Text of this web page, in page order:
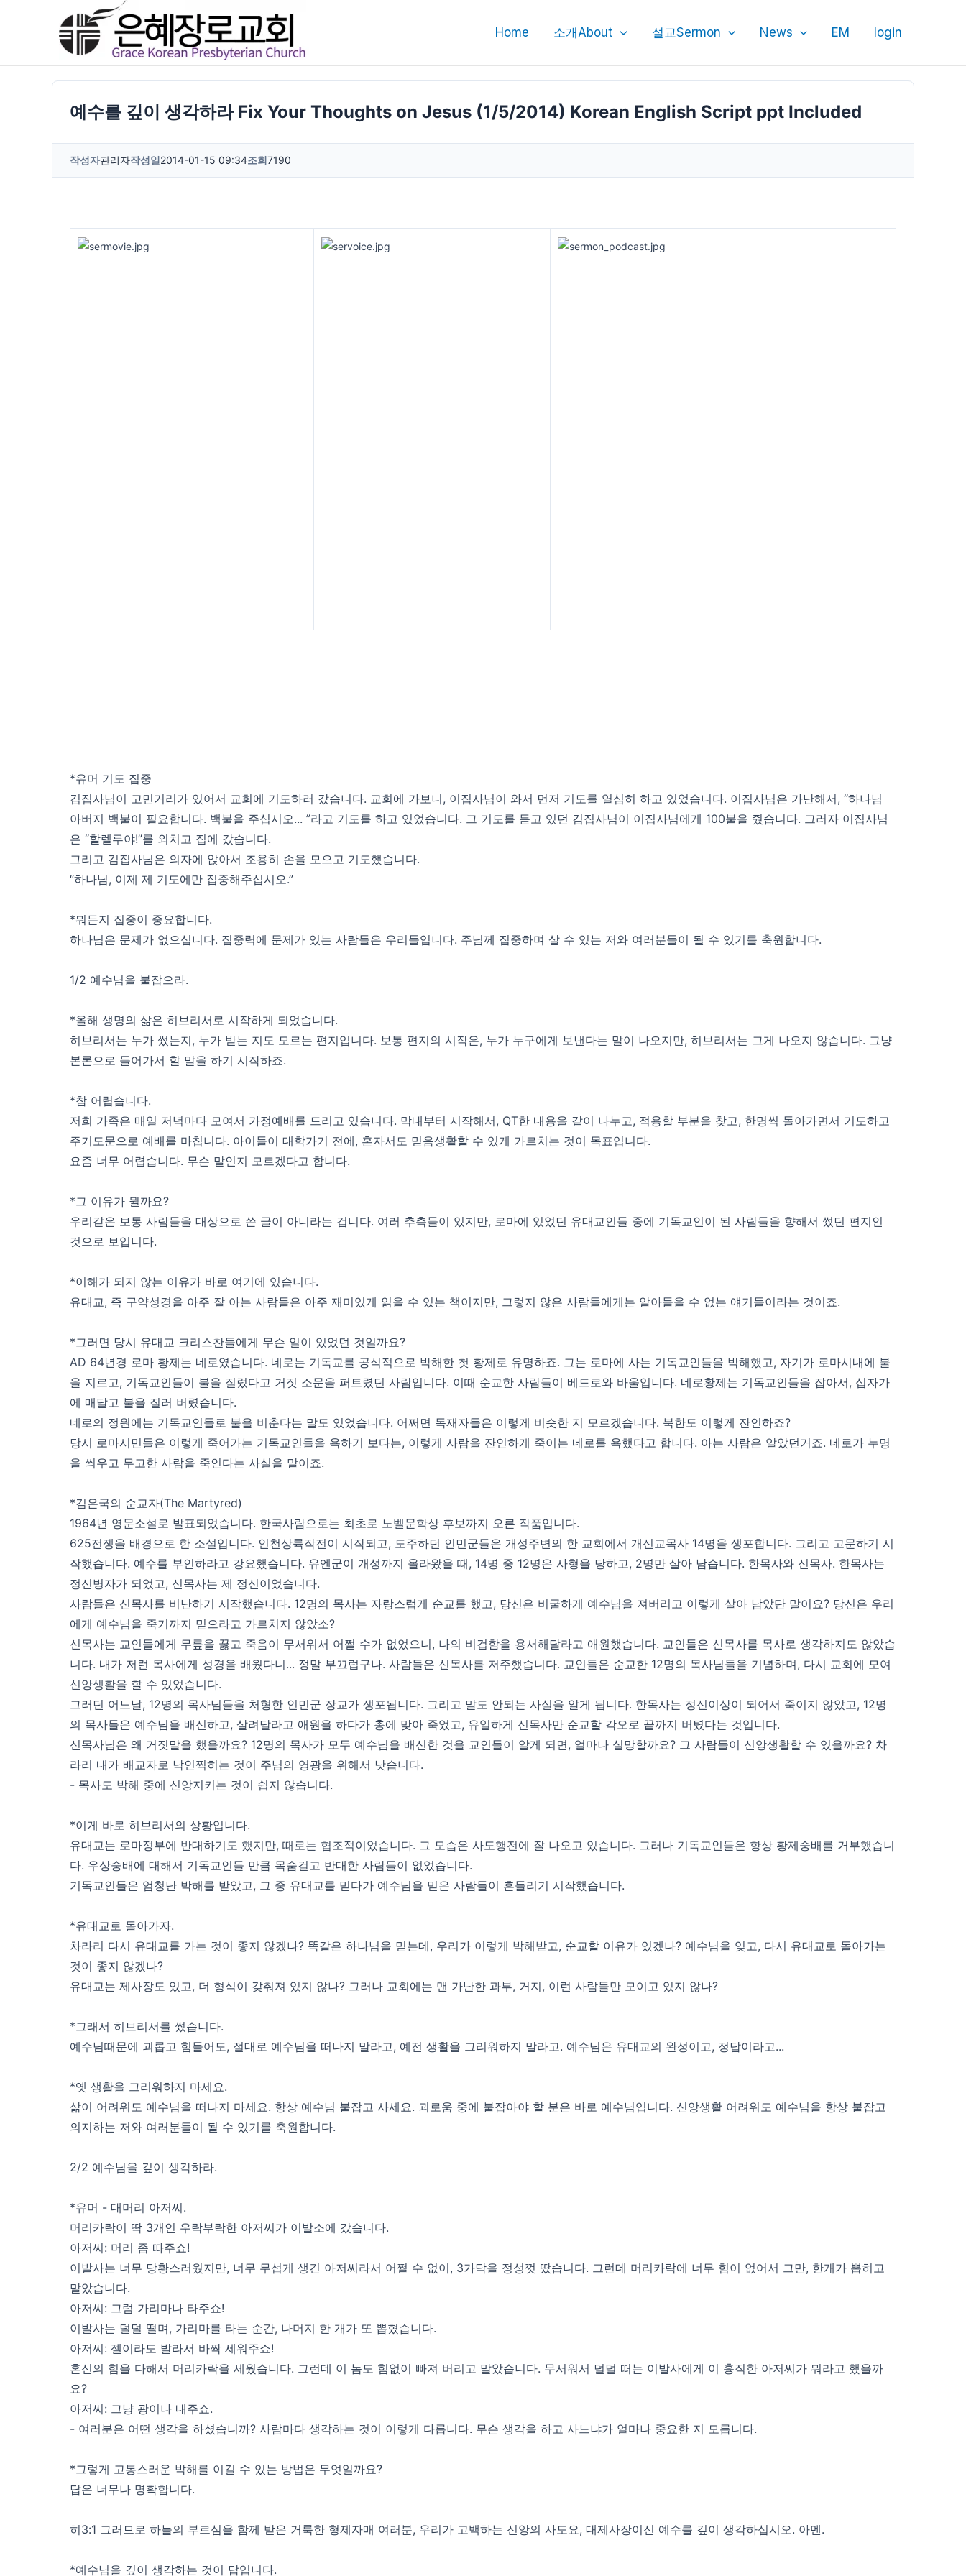
Home 소개About 설교Sermon News EM login
예수를 깊이 생각하라 Fix Your Thoughts on Jesus (1/5/2014) Korean English Script ppt Included
작성자관리자작성일2014-01-15 09:34조회7190
*유머 기도 집중
김집사님이 고민거리가 있어서 교회에 기도하러 갔습니다. 교회에 가보니, 이집사님이 와서 먼저 기도를 열심히 하고 있었습니다. 이집사님은 가난해서, “하나님
아버지 백불이 필요합니다. 백불을 주십시오... ”라고 기도를 하고 있었습니다. 그 기도를 듣고 있던 김집사님이 이집사님에게 100불을 줬습니다. 그러자 이집사님
은 “할렐루야!”를 외치고 집에 갔습니다.
그리고 김집사님은 의자에 앉아서 조용히 손을 모으고 기도했습니다.
“하나님, 이제 제 기도에만 집중해주십시오.”
*뭐든지 집중이 중요합니다.
하나님은 문제가 없으십니다. 집중력에 문제가 있는 사람들은 우리들입니다. 주님께 집중하며 살 수 있는 저와 여러분들이 될 수 있기를 축원합니다.
1/2 예수님을 붙잡으라.
*올해 생명의 삶은 히브리서로 시작하게 되었습니다.
히브리서는 누가 썼는지, 누가 받는 지도 모르는 편지입니다. 보통 편지의 시작은, 누가 누구에게 보낸다는 말이 나오지만, 히브리서는 그게 나오지 않습니다. 그냥
본론으로 들어가서 할 말을 하기 시작하죠.
*참 어렵습니다.
저희 가족은 매일 저녁마다 모여서 가정예배를 드리고 있습니다. 막내부터 시작해서, QT한 내용을 같이 나누고, 적용할 부분을 찾고, 한명씩 돌아가면서 기도하고
주기도문으로 예배를 마칩니다. 아이들이 대학가기 전에, 혼자서도 믿음생활할 수 있게 가르치는 것이 목표입니다.
요즘 너무 어렵습니다. 무슨 말인지 모르겠다고 합니다.
*그 이유가 뭘까요?
우리같은 보통 사람들을 대상으로 쓴 글이 아니라는 겁니다. 여러 추측들이 있지만, 로마에 있었던 유대교인들 중에 기독교인이 된 사람들을 향해서 썼던 편지인
것으로 보입니다.
*이해가 되지 않는 이유가 바로 여기에 있습니다.
유대교, 즉 구약성경을 아주 잘 아는 사람들은 아주 재미있게 읽을 수 있는 책이지만, 그렇지 않은 사람들에게는 알아들을 수 없는 얘기들이라는 것이죠.
*그러면 당시 유대교 크리스찬들에게 무슨 일이 있었던 것일까요?
AD 64년경 로마 황제는 네로였습니다. 네로는 기독교를 공식적으로 박해한 첫 황제로 유명하죠. 그는 로마에 사는 기독교인들을 박해했고, 자기가 로마시내에 불
을 지르고, 기독교인들이 불을 질렀다고 거짓 소문을 퍼트렸던 사람입니다. 이때 순교한 사람들이 베드로와 바울입니다. 네로황제는 기독교인들을 잡아서, 십자가
에 매달고 불을 질러 버렸습니다.
네로의 정원에는 기독교인들로 불을 비춘다는 말도 있었습니다. 어쩌면 독재자들은 이렇게 비슷한 지 모르겠습니다. 북한도 이렇게 잔인하죠?
당시 로마시민들은 이렇게 죽어가는 기독교인들을 욕하기 보다는, 이렇게 사람을 잔인하게 죽이는 네로를 욕했다고 합니다. 아는 사람은 알았던거죠. 네로가 누명
을 씌우고 무고한 사람을 죽인다는 사실을 말이죠.
*김은국의 순교자(The Martyred)
1964년 영문소설로 발표되었습니다. 한국사람으로는 최초로 노벨문학상 후보까지 오른 작품입니다.
625전쟁을 배경으로 한 소설입니다. 인천상륙작전이 시작되고, 도주하던 인민군들은 개성주변의 한 교회에서 개신교목사 14명을 생포합니다. 그리고 고문하기 시
작했습니다. 예수를 부인하라고 강요했습니다. 유엔군이 개성까지 올라왔을 때, 14명 중 12명은 사형을 당하고, 2명만 살아 남습니다. 한목사와 신목사. 한목사는
정신병자가 되었고, 신목사는 제 정신이었습니다.
사람들은 신목사를 비난하기 시작했습니다. 12명의 목사는 자랑스럽게 순교를 했고, 당신은 비굴하게 예수님을 져버리고 이렇게 살아 남았단 말이요? 당신은 우리
에게 예수님을 죽기까지 믿으라고 가르치지 않았소?
신목사는 교인들에게 무릎을 꿇고 죽음이 무서워서 어쩔 수가 없었으니, 나의 비겁함을 용서해달라고 애원했습니다. 교인들은 신목사를 목사로 생각하지도 않았습
니다. 내가 저런 목사에게 성경을 배웠다니... 정말 부끄럽구나. 사람들은 신목사를 저주했습니다. 교인들은 순교한 12명의 목사님들을 기념하며, 다시 교회에 모여
신앙생활을 할 수 있었습니다.
그러던 어느날, 12명의 목사님들을 처형한 인민군 장교가 생포됩니다. 그리고 말도 안되는 사실을 알게 됩니다. 한목사는 정신이상이 되어서 죽이지 않았고, 12명
의 목사들은 예수님을 배신하고, 살려달라고 애원을 하다가 총에 맞아 죽었고, 유일하게 신목사만 순교할 각오로 끝까지 버텼다는 것입니다.
신목사님은 왜 거짓말을 했을까요? 12명의 목사가 모두 예수님을 배신한 것을 교인들이 알게 되면, 얼마나 실망할까요? 그 사람들이 신앙생활할 수 있을까요? 차
라리 내가 배교자로 낙인찍히는 것이 주님의 영광을 위해서 낫습니다.
- 목사도 박해 중에 신앙지키는 것이 쉽지 않습니다.
*이게 바로 히브리서의 상황입니다.
유대교는 로마정부에 반대하기도 했지만, 때로는 협조적이었습니다. 그 모습은 사도행전에 잘 나오고 있습니다. 그러나 기독교인들은 항상 황제숭배를 거부했습니
다. 우상숭배에 대해서 기독교인들 만큼 목숨걸고 반대한 사람들이 없었습니다.
기독교인들은 엄청난 박해를 받았고, 그 중 유대교를 믿다가 예수님을 믿은 사람들이 흔들리기 시작했습니다.
*유대교로 돌아가자.
차라리 다시 유대교를 가는 것이 좋지 않겠나? 똑같은 하나님을 믿는데, 우리가 이렇게 박해받고, 순교할 이유가 있겠나? 예수님을 잊고, 다시 유대교로 돌아가는
것이 좋지 않겠나?
유대교는 제사장도 있고, 더 형식이 갖춰져 있지 않나? 그러나 교회에는 맨 가난한 과부, 거지, 이런 사람들만 모이고 있지 않나?
*그래서 히브리서를 썼습니다.
예수님때문에 괴롭고 힘들어도, 절대로 예수님을 떠나지 말라고, 예전 생활을 그리워하지 말라고. 예수님은 유대교의 완성이고, 정답이라고...
*옛 생활을 그리워하지 마세요.
삶이 어려워도 예수님을 떠나지 마세요. 항상 예수님 붙잡고 사세요. 괴로움 중에 붙잡아야 할 분은 바로 예수님입니다. 신앙생활 어려워도 예수님을 항상 붙잡고
의지하는 저와 여러분들이 될 수 있기를 축원합니다.
2/2 예수님을 깊이 생각하라.
*유머 - 대머리 아저씨.
머리카락이 딱 3개인 우락부락한 아저씨가 이발소에 갔습니다.
아저씨: 머리 좀 따주쇼!
이발사는 너무 당황스러웠지만, 너무 무섭게 생긴 아저씨라서 어쩔 수 없이, 3가닥을 정성껏 땄습니다. 그런데 머리카락에 너무 힘이 없어서 그만, 한개가 뽑히고
말았습니다.
아저씨: 그럼 가리마나 타주쇼!
이발사는 덜덜 떨며, 가리마를 타는 순간, 나머지 한 개가 또 뽑혔습니다.
아저씨: 젤이라도 발라서 바짝 세워주쇼!
혼신의 힘을 다해서 머리카락을 세웠습니다. 그런데 이 놈도 힘없이 빠져 버리고 말았습니다. 무서워서 덜덜 떠는 이발사에게 이 흉직한 아저씨가 뭐라고 했을까
요?
아저씨: 그냥 광이나 내주쇼.
- 여러분은 어떤 생각을 하셨습니까? 사람마다 생각하는 것이 이렇게 다릅니다. 무슨 생각을 하고 사느냐가 얼마나 중요한 지 모릅니다.
*그렇게 고통스러운 박해를 이길 수 있는 방법은 무엇일까요?
답은 너무나 명확합니다.
히3:1 그러므로 하늘의 부르심을 함께 받은 거룩한 형제자매 여러분, 우리가 고백하는 신앙의 사도요, 대제사장이신 예수를 깊이 생각하십시오. 아멘.
*예수님을 깊이 생각하는 것이 답입니다.